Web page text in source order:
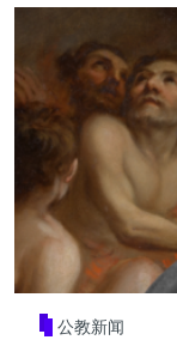
公教新闻